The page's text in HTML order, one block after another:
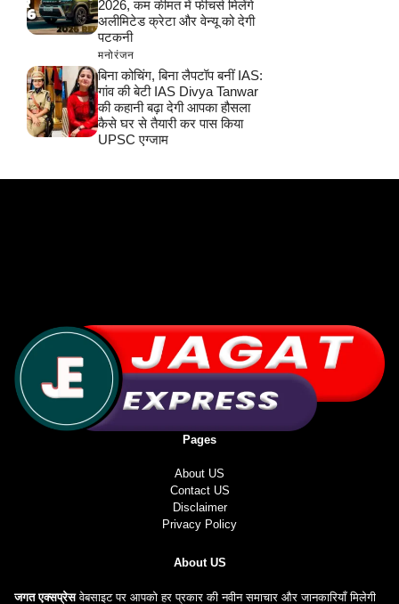
2026, कम कीमत में फीचर्स मिलेंगे
अलीमिटेड क्रेटा और वेन्यू को देगी
पटकनी
मनोरंजन
बिना कोचिंग, बिना लैपटॉप बनीं IAS:
गांव की बेटी IAS Divya Tanwar
की कहानी बढ़ा देगी आपका हौसला
कैसे घर से तैयारी कर पास किया
UPSC एग्जाम
Pages
About US
Contact US
Disclaimer
Privacy Policy
About US
जगत एक्सप्रेसवेबसाइट पर आपको हर प्रकार की नवीन समाचार और जानकारियाँ मिलेगी